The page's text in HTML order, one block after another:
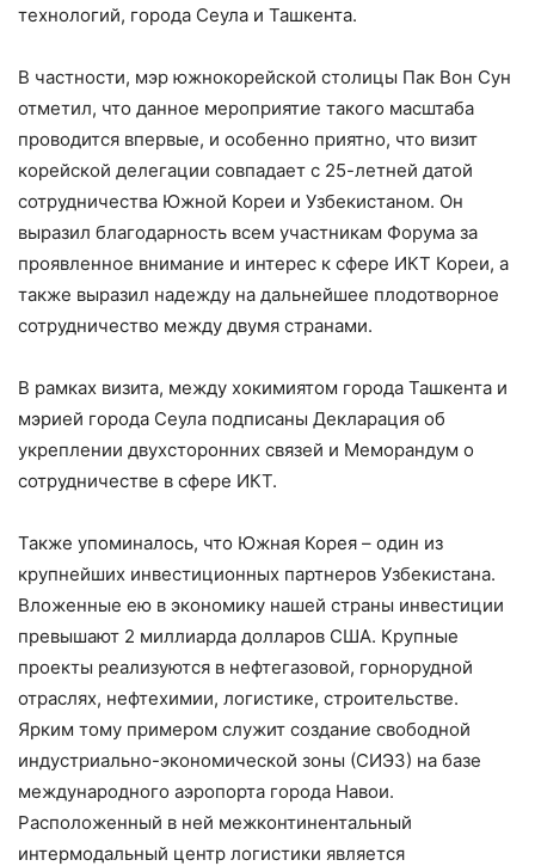
технологий, города Сеула и Ташкента.
В частности, мэр южнокорейской столицы Пак Вон Сун
отметил, что данное мероприятие такого масштаба
проводится впервые, и особенно приятно, что визит
корейской делегации совпадает с 25-летней датой
сотрудничества Южной Кореи и Узбекистаном. Он
выразил благодарность всем участникам Форума за
проявленное внимание и интерес к сфере ИКТ Кореи, а
также выразил надежду на дальнейшее плодотворное
сотрудничество между двумя странами.
В рамках визита, между хокимиятом города Ташкента и
мэрией города Сеула подписаны Декларация об
укреплении двухсторонних связей и Меморандум о
сотрудничестве в сфере ИКТ.
Также упоминалось, что Южная Корея – один из
крупнейших инвестиционных партнеров Узбекистана.
Вложенные ею в экономику нашей страны инвестиции
превышают 2 миллиарда долларов США. Крупные
проекты реализуются в нефтегазовой, горнорудной
отраслях, нефтехимии, логистике, строительстве.
Ярким тому примером служит создание свободной
индустриально-экономической зоны (СИЭЗ) на базе
международного аэропорта города Навои.
Расположенный в ней межконтинентальный
интермодальный центр логистики является